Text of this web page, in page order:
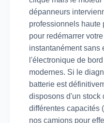
dépanneurs
professionnels haute
pour redémarrer
instantanément sans
l'électronique de
modernes. Si le
batterie est
disposons d'un stock
différentes capacités
nos camions pour